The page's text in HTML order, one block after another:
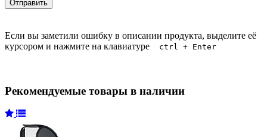
Если вы заметили ошибку в описании продукта, выделите её
курсором и нажмите на клавиатуре
ctrl + Enter
Рекомендуемые товары в наличии